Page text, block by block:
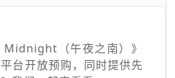
（午夜之南）》
台开放预购，同时提供先